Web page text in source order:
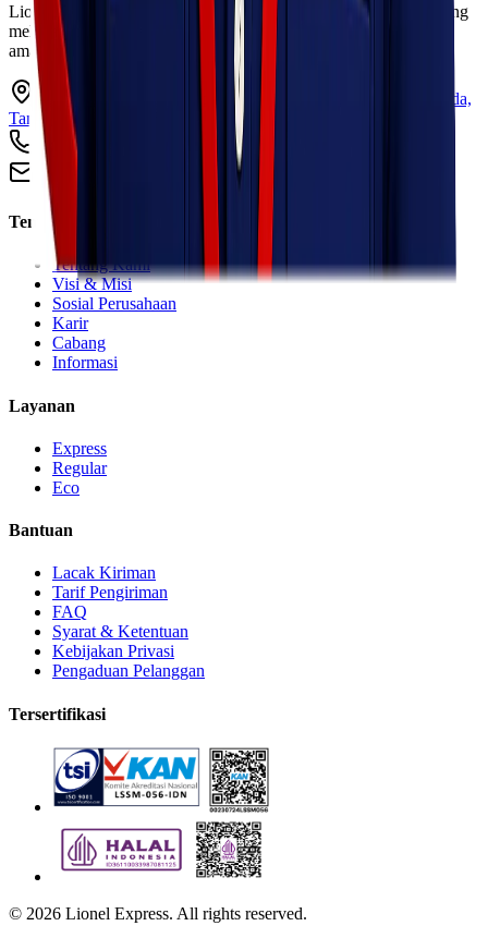
Lionel Express adalah perusahaan jasa pengiriman terpercaya yang
melayani pengiriman barang ke seluruh Indonesia dengan cepat,
aman, dan harga kompetitif.
Ruko Garden Square Blok G No. 11-12 Jurumudi baru, Benda,
Tangerang, Banten 15124
+62 813 8838 8182
info@lionelexpress.com
Tentang Kami
Tentang Kami
Visi & Misi
Sosial Perusahaan
Karir
Cabang
Informasi
Layanan
Express
Regular
Eco
Bantuan
Lacak Kiriman
Tarif Pengiriman
FAQ
Syarat & Ketentuan
Kebijakan Privasi
Pengaduan Pelanggan
Tersertifikasi
© 2026 Lionel Express. All rights reserved.